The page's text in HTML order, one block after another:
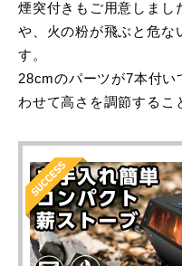
煙突付きもご用意しまし
や、火の粉が飛ぶと危な
す。
28cmのパーツが7本付い
わせて高さを調節するこ